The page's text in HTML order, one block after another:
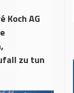
Koch AG
zu tun